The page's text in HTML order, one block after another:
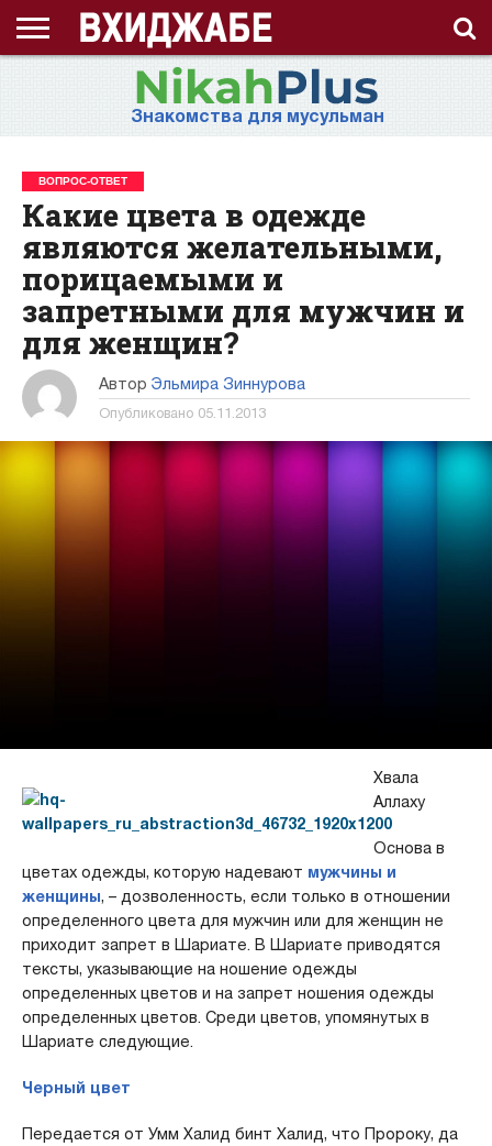
МНОГОЖЕНСТВО
МУСУЛЬМАНКА
НАПОМИНАНИЕ
Знакомства для мусульман
ВОПРОС-ОТВЕТ
Какие цвета в одежде
являются желательными,
порицаемыми и
запретными для мужчин и
для женщин?
Автор Эльмира Зиннурова
Опубликовано 05.11.2013
Хвала
Аллаху
Основа в
цветах одежды, которую надевают мужчины и
женщины, – дозволенность, если только в отношении
определенного цвета для мужчин или для женщин не
приходит запрет в Шариате. В Шариате приводятся
тексты, указывающие на ношение одежды
определенных цветов и на запрет ношения одежды
определенных цветов. Среди цветов, упомянутых в
Шариате следующие.
Черный цвет
Передается от Умм Халид бинт Халид, что Пророку, да